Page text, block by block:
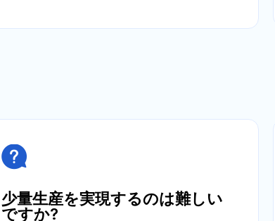

少量生産を実現するのは難しい
ですか?